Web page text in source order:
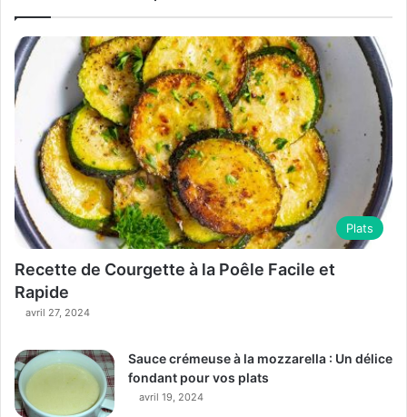
Plats
Recette de Courgette à la Poêle Facile et
Rapide
avril 27, 2024
Sauce crémeuse à la mozzarella : Un délice
fondant pour vos plats
avril 19, 2024